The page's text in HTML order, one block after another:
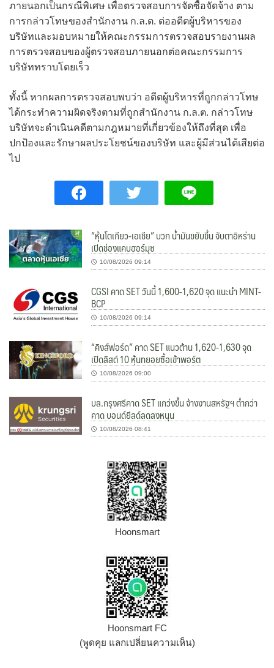
ภายนอกเป็นกรณีพิเศษ เพื่อตรวจสอบการจัดซื้อจัดจ้าง ตาม
การกล่าวโทษของสำนักงาน ก.ล.ต. ต่ออดีตผู้บริหารของ
บริษัทและมอบหมายให้คณะกรรมการตรวจสอบรายงานผล
การตรวจสอบของผู้ตรวจสอบภายนอกต่อคณะกรรมการ
บริษัททราบโดยเร็ว
ทั้งนี้ หากผลการตรวจสอบพบว่า อดีตผู้บริหารที่ถูกกล่าวโทษ
ได้กระทำความผิดจริงตามที่ถูกสำนักงาน ก.ล.ต. กล่าวโทษ
บริษัทจะดำเนินคดีตามกฎหมายที่เกี่ยวข้องให้ถึงที่สุด เพื่อ
ปกป้องและรักษาผลประโยชน์ของบริษัท และผู้มีส่วนได้เสียต่อ
ไป
“หุ้นโตเกียว-เอเชีย” บวก น้ำมันขยับขึ้น จับตาอิหร่าน
เปิดช่องแคบฮอร์มุซ
10/08/2026 09:14
CGSI คาด SET วันนี้ 1,600-1,620 จุด แนะนำ MINT-
BCP
10/08/2026 09:14
“คิงส์ฟอร์ด” คาด SET แนวต้าน 1,620-1,630 จุด
เปิดลิสต์ 10 หุ้นทยอยซื้อเข้าพอร์ต
10/08/2026 09:00
บล.กรุงศรีคาด SET แกว่งขึ้น จ้างงานสหรัฐฯ ต่ำกว่า
คาด บอนด์ยีลด์ลดลงหนุน
10/08/2026 08:41
Hoonsmart
Hoonsmart FC
(พูดคุย แลกเปลี่ยนความเห็น)